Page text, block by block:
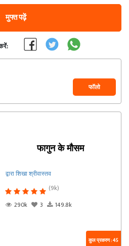
मुफ्त पढ़ें
फॉलो
फागुन के मौसम
द्वारा शिखा श्रीवास्तव
(9k)
290k
3 149.8k
कुल प्रकरण : 45